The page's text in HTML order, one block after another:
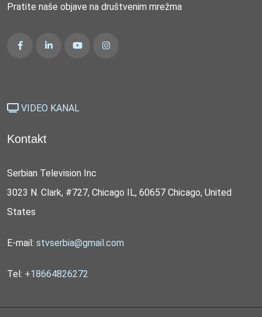
Pratite naše objave na društvenim mrežma
VIDEO KANAL
Kontakt
Serbian Television Inc
3023 N. Clark, #727, Chicago IL, 60657 Chicago, United
States
E-mail: stvserbia@gmail.com
Tel: +18664826272